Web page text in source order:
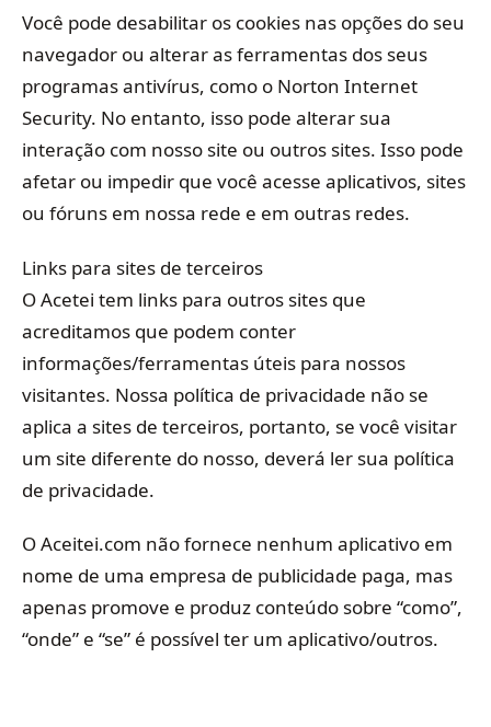
Você pode desabilitar os cookies nas opções do seu
navegador ou alterar as ferramentas dos seus
programas antivírus, como o Norton Internet
Security. No entanto, isso pode alterar sua
interação com nosso site ou outros sites. Isso pode
afetar ou impedir que você acesse aplicativos, sites
ou fóruns em nossa rede e em outras redes.
Links para sites de terceiros
O Acetei tem links para outros sites que
acreditamos que podem conter
informações/ferramentas úteis para nossos
visitantes. Nossa política de privacidade não se
aplica a sites de terceiros, portanto, se você visitar
um site diferente do nosso, deverá ler sua política
de privacidade.
O Aceitei.com não fornece nenhum aplicativo em
nome de uma empresa de publicidade paga, mas
apenas promove e produz conteúdo sobre “como”,
“onde” e “se” é possível ter um aplicativo/outros.